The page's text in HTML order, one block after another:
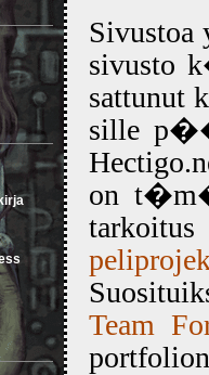
sivusto
sattunut
sille
on
Team